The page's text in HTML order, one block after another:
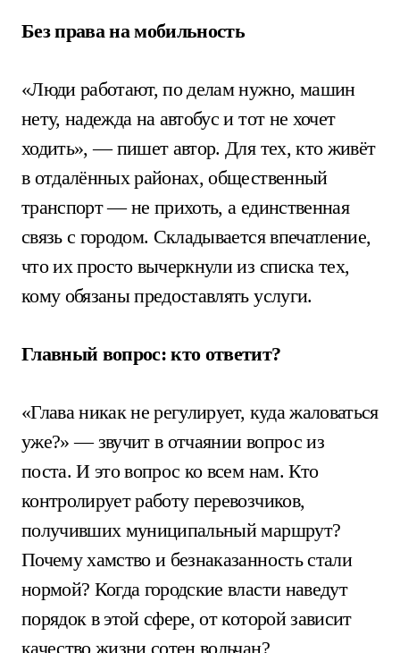
Без права на мобильность
«Люди работают, по делам нужно, машин
нету, надежда на автобус и тот не хочет
ходить», — пишет автор. Для тех, кто живёт
в отдалённых районах, общественный
транспорт — не прихоть, а единственная
связь с городом. Складывается впечатление,
что их просто вычеркнули из списка тех,
кому обязаны предоставлять услуги.
Главный вопрос: кто ответит?
«Глава никак не регулирует, куда жаловаться
уже?» — звучит в отчаянии вопрос из
поста. И это вопрос ко всем нам. Кто
контролирует работу перевозчиков,
получивших муниципальный маршрут?
Почему хамство и безнаказанность стали
нормой? Когда городские власти наведут
порядок в этой сфере, от которой зависит
качество жизни сотен вольчан?